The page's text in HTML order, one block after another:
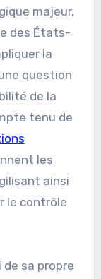
majeur,
des États-
la
question
de la
tenu de
les
ainsi
le contrôle
sa propre